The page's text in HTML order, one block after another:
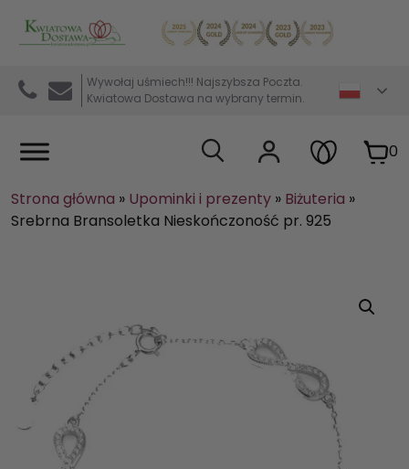
Kwiaciarnia internetowa Kwiatowa Dostawa
Wywołaj uśmiech!!! Najszybsza Poczta.
Kwiatowa Dostawa na wybrany termin.
0
Strona główna » Upominki i prezenty » Biżuteria »
Srebrna Bransoletka Nieskończoność pr. 925